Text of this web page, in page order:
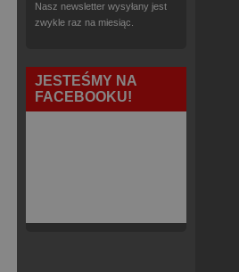
Nasz newsletter wysyłany jest
zwykle raz na miesiąc.
JESTEŚMY NA
FACEBOOKU!